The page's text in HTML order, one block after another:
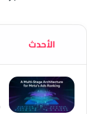
الأحدث